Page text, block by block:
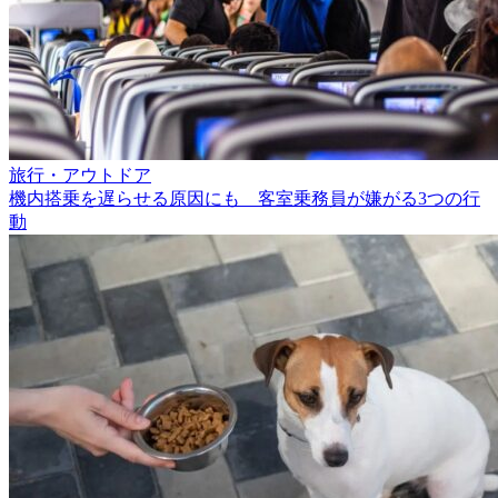
旅行・アウトドア
機内搭乗を遅らせる原因にも 客室乗務員が嫌がる3つの行
動